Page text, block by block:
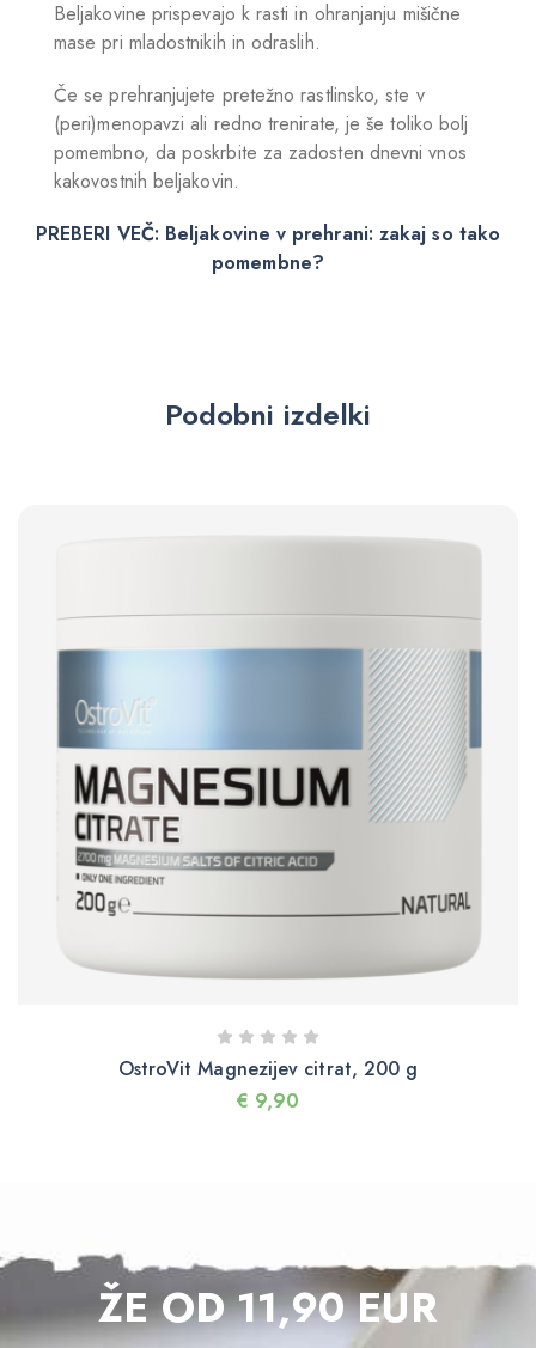
Beljakovine prispevajo k rasti in ohranjanju mišične
mase pri mladostnikih in odraslih.
Če se prehranjujete pretežno rastlinsko, ste v
(peri)menopavzi ali redno trenirate, je še toliko bolj
pomembno, da poskrbite za zadosten dnevni vnos
kakovostnih beljakovin.
PREBERI VEČ: Beljakovine v prehrani: zakaj so tako
pomembne?
Podobni izdelki
OstroVit Magnezijev citrat, 200 g
€ 9,90
ŽE OD 11,90 EUR